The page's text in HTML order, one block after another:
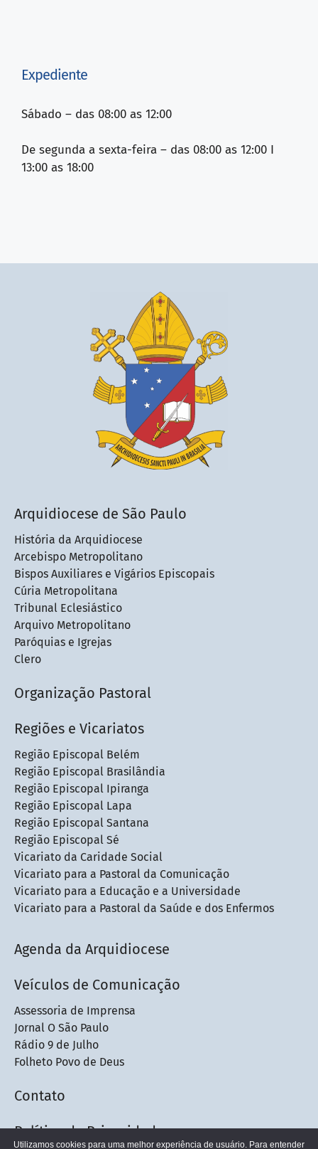
Expediente
Sábado – das 08:00 as 12:00
De segunda a sexta-feira – das 08:00 as 12:00 I
13:00 as 18:00
Arquidiocese de São Paulo
História da Arquidiocese
Arcebispo Metropolitano
Bispos Auxiliares e Vigários Episcopais
Cúria Metropolitana
Tribunal Eclesiástico
Arquivo Metropolitano
Paróquias e Igrejas
Clero
Organização Pastoral
Regiões e Vicariatos
Região Episcopal Belém
Região Episcopal Brasilândia
Região Episcopal Ipiranga
Região Episcopal Lapa
Região Episcopal Santana
Região Episcopal Sé
Vicariato da Caridade Social
Vicariato para a Pastoral da Comunicação
Vicariato para a Educação e a Universidade
Vicariato para a Pastoral da Saúde e dos Enfermos
Agenda da Arquidiocese
Veículos de Comunicação
Assessoria de Imprensa
Jornal O São Paulo
Rádio 9 de Julho
Folheto Povo de Deus
Contato
Política de Privacidade
Utilizamos cookies para uma melhor experiência de usuário. Para entender